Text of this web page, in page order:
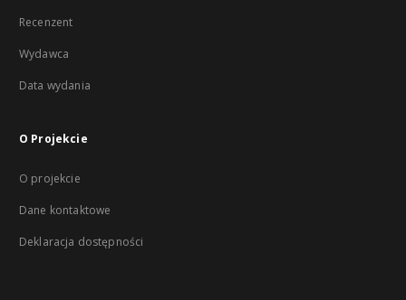
Recenzent
Wydawca
Data wydania
O Projekcie
O projekcie
Dane kontaktowe
Deklaracja dostępności